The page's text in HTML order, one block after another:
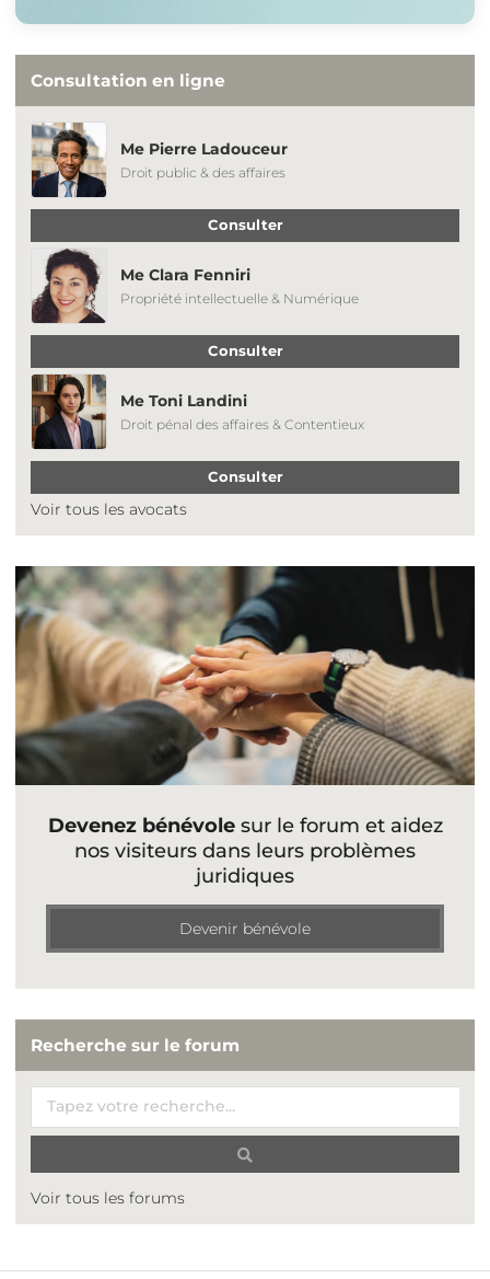
Consultation en ligne
Me Pierre Ladouceur
Droit public & des affaires
Consulter
Me Clara Fenniri
Propriété intellectuelle & Numérique
Consulter
Me Toni Landini
Droit pénal des affaires & Contentieux
Consulter
Voir tous les avocats
Devenez bénévolesur le forum et aidez
nos visiteurs dans leurs problèmes
juridiques
Devenir bénévole
Recherche sur le forum
Voir tous les forums